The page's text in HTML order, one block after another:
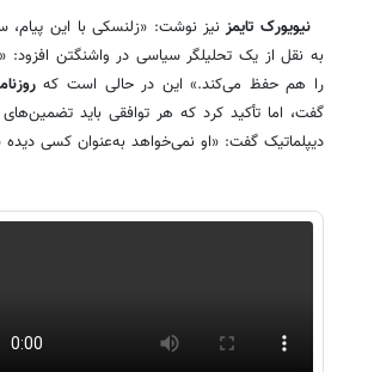
نیویورک تایمزنیز نوشت: «زلنسکی با این پیام،
به نقل از یک تحلیلگر سیاسی در واشنگتن
را هم حفظ می‌کند.» این در حالی است که
گفت، اما تأکید کرد که هر توافقی باید
دیپلماتیک گفت: «او نمی‌خواهد به‌عنوان کسی